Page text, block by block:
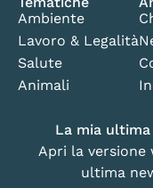
Ambiente
Lavoro & Legalità
Salute
Animali
La mia
Apri la versione
ultima